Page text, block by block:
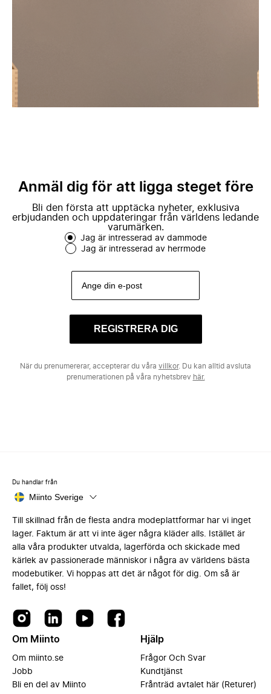
Anmäl dig för att ligga steget före
Bli den första att upptäcka nyheter, exklusiva
erbjudanden och uppdateringar från världens ledande
varumärken.
Jag är intresserad av dammode
Jag är intresserad av herrmode
REGISTRERA DIG
När du prenumererar, accepterar du våra villkor. Du kan alltid avsluta
prenumerationen på våra nyhetsbrev här.
Du handlar från
Miinto Sverige
Till skillnad från de flesta andra modeplattformar har vi inget
lager. Faktum är att vi inte äger några kläder alls. Istället är
alla våra produkter utvalda, lagerförda och skickade med
kärlek av passionerade människor i några av världens bästa
modebutiker. Vi hoppas att det är något för dig. Om så är
fallet, följ oss!
Om Miinto
Om miinto.se
Jobb
Bli en del av Miinto
Hjälp
Frågor Och Svar
Kundtjänst
Frånträd avtalet här (Returer)